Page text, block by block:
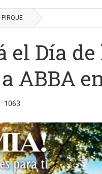
PIRQUE
el Día
ABBA
1063